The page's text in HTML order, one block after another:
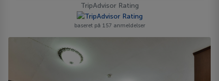
TripAdvisor Rating
baseret på 157 anmeldelser